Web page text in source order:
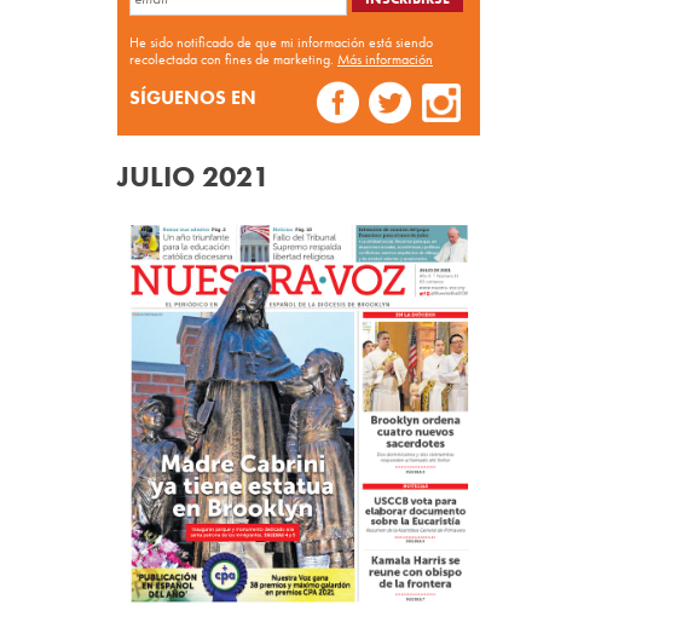
He sido notificado de que mi información está siendo
recolectada con fines de marketing. Más información
SÍGUENOS EN
JULIO 2021